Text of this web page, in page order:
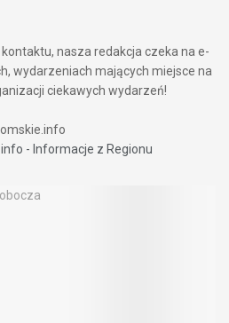
nasza redakcja czeka na e-
wydarzeniach mających miejsce na
ciekawych wydarzeń!
- Informacje z Regionu